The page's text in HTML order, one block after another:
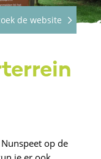
de website
op de